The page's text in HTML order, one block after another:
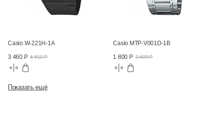
Casio W-221H-1A
3 460 Р 4 612 Р
Casio MTP-V001D-1B
1 800 Р 2 400 Р
Показать ещё